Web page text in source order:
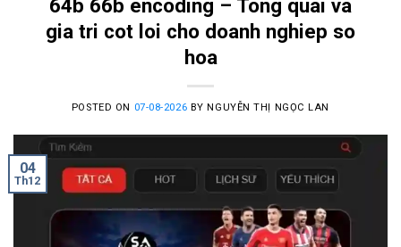
64b 66b encoding – Tong quai va
gia tri cot loi cho doanh nghiep so
hoa
POSTED ON 07-08-2026 BYNGUYỄN THỊ NGỌC LAN
04
Th12